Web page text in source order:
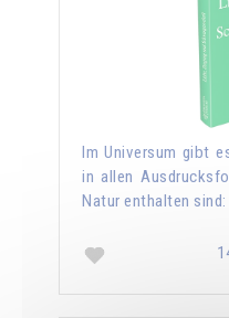
Im Universum gibt
in allen
Natur enthalten